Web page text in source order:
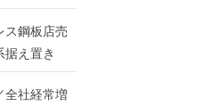
ス鋼板店売
え置き
全社経常増